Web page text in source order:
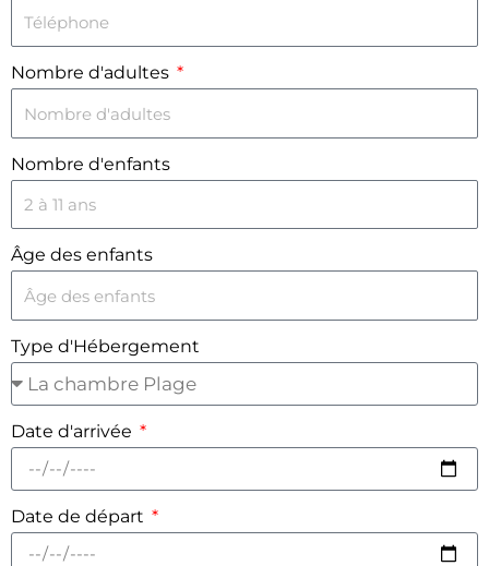
Nombre d'adultes
Nombre d'enfants
Âge des enfants
Type d'Hébergement
Date d'arrivée
Date de départ